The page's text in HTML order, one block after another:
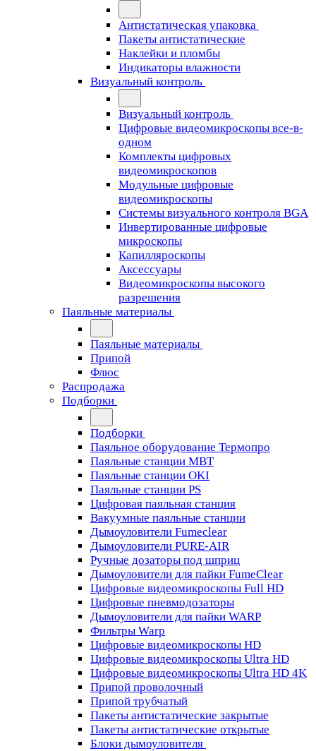
Антистатическая упаковка
Пакеты антистатические
Наклейки и пломбы
Индикаторы влажности
Визуальный контроль
Визуальный контроль
Цифровые видеомикроскопы все-в-
одном
Комплекты цифровых
видеомикроскопов
Модульные цифровые
видеомикроскопы
Cистемы визуального контроля BGA
Инвертированные цифровые
микроскопы
Капилляроскопы
Аксессуары
Видеомикроскопы высокого
разрешения
Паяльные материалы
Паяльные материалы
Припой
Флюс
Распродажа
Подборки
Подборки
Паяльное оборудование Термопро
Паяльные станции MBT
Паяльные станции OKI
Паяльные станции PS
Цифровая паяльная станция
Вакуумные паяльные станции
Дымоуловители Fumeclear
Дымоуловители PURE-AIR
Ручные дозаторы под шприц
Дымоуловители для пайки FumeClear
Цифровые видеомикроскопы Full HD
Цифровые пневмодозаторы
Дымоуловители для пайки WARP
Фильтры Warp
Цифровые видеомикроскопы HD
Цифровые видеомикроскопы Ultra HD
Цифровые видеомикроскопы Ultra HD 4K
Припой проволочный
Припой трубчатый
Пакеты антистатические закрытые
Пакеты антистатические открытые
Блоки дымоуловителя